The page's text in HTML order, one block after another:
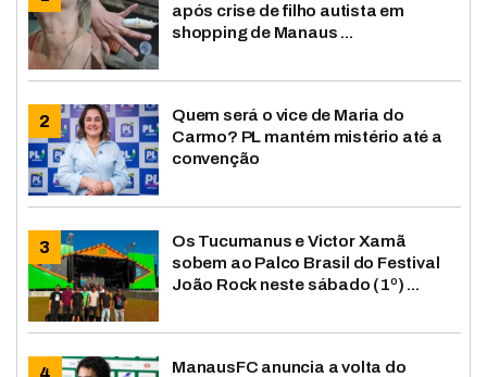
após crise de filho autista em
shopping de Manaus ...
Quem será o vice de Maria do
Carmo? PL mantém mistério até a
convenção
Os Tucumanus e Victor Xamã
sobem ao Palco Brasil do Festival
João Rock neste sábado (1º) ...
ManausFC anuncia a volta do